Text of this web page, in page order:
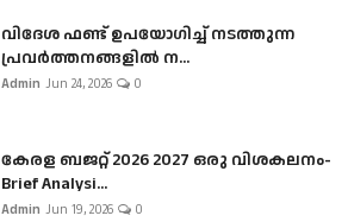
വിദേശ ഫണ്ട് ഉപയോഗിച്ച് നടത്തുന്ന
പ്രവർത്തനങ്ങളിൽ ന...
Admin Jun 24, 2026 0
കേരള ബജറ്റ് 2026 2027 ഒരു വിശകലനം-
Brief Analysi...
Admin Jun 19, 2026 0